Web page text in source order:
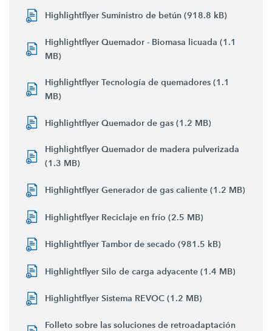
Highlightflyer Suministro de betún (918.8 kB)
Highlightflyer Quemador - Biomasa licuada (1.1
MB)
Highlightflyer Tecnología de quemadores (1.1
MB)
Highlightflyer Quemador de gas (1.2 MB)
Highlightflyer Quemador de madera pulverizada
(1.3 MB)
Highlightflyer Generador de gas caliente (1.2 MB)
Highlightflyer Reciclaje en frío (2.5 MB)
Highlightflyer Tambor de secado (981.5 kB)
Highlightflyer Silo de carga adyacente (1.4 MB)
Highlightflyer Sistema REVOC (1.2 MB)
Folleto sobre las soluciones de retroadaptación